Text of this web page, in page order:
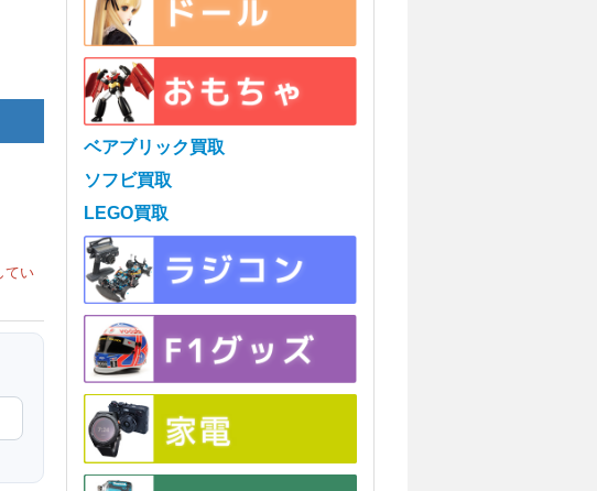
てい
ベアブリック買取
ソフビ買取
LEGO買取